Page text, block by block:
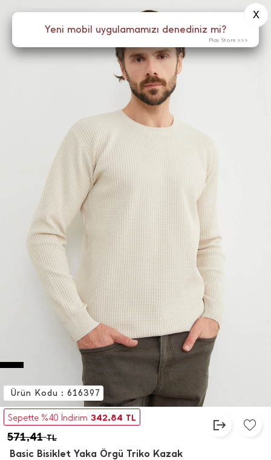
Menü
Sepette %40 İndirim 342,84 TL
571,41TL
Basic Bisiklet Yaka Örgü Triko Kazak
Ürün Kodu : 616397
Yeni mobil uygulamamızı denediniz mi?
X
Play Store >>>